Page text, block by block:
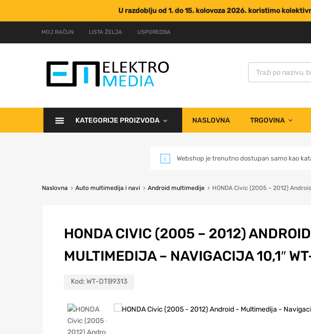
U razdoblju od 1. do 15. kolovoza 2026. koristimo
MOJ RAČUN LISTA ŽELJA USPOREDBA
KATEGORIJE PROIZVODA NASLOVNA TRGOVINA
Webshop je trenutno dostupan samo kao
Naslovna Auto multimedija i navi Android multimedije HONDA Civic (2005 – 2012)
HONDA CIVIC (2005 – 2012)
MULTIMEDIJA – NAVIGACIJA 10,1″
Kod: WT-DTB9313